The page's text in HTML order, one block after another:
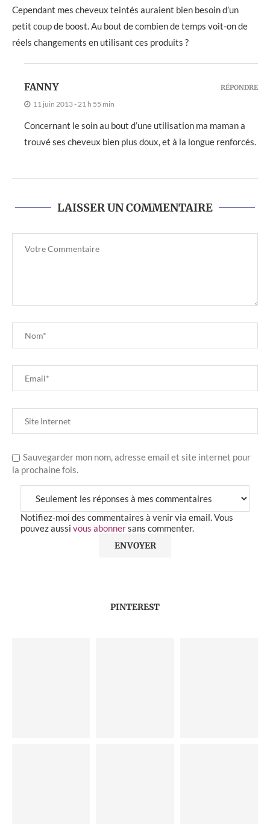
Cependant mes cheveux teintés auraient bien besoin d’un
petit coup de boost. Au bout de combien de temps voit-on de
réels changements en utilisant ces produits ?
FANNY
11 juin 2013 - 21 h 55 min
Concernant le soin au bout d’une utilisation ma maman a
trouvé ses cheveux bien plus doux, et à la longue renforcés.
RÉPONDRE
LAISSER UN COMMENTAIRE
Sauvegarder mon nom, adresse email et site internet pour
la prochaine fois.
Notifiez-moi des commentaires à venir via email. Vous
pouvez aussi vous abonnersans commenter.
PINTEREST